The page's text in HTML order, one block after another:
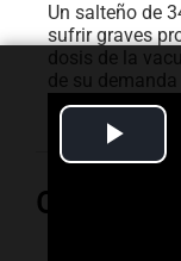
Un salteño de
sufrir graves
dosis de la
de su
Opinión